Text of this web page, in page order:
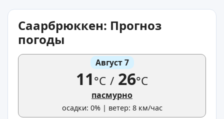
Саарбрюккен: Прогноз
погоды
Август 7
11°C / 26°C
пасмурно
осадки: 0% | ветер: 8 км/час